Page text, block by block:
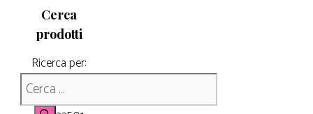
Cerca
prodotti
Ricerca per: